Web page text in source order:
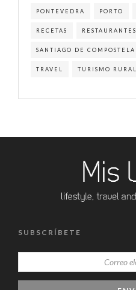
PONTEVEDRA PORTO
RECETAS RESTAURANTES
SANTIAGO DE COMPOSTELA
TRAVEL TURISMO RURAL
SUBSCRÍBETE